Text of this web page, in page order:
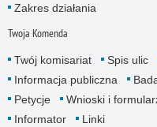
Zakres działania
Twoja Komenda
Twój komisariat Spis ulic
Informacja publiczna
Petycje
Wnioski i
Informator
Linki